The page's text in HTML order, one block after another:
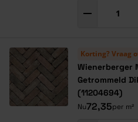
Korting? Vraag
Wienerberger
Getrommeld
(11204694)
Nu72,35per m²